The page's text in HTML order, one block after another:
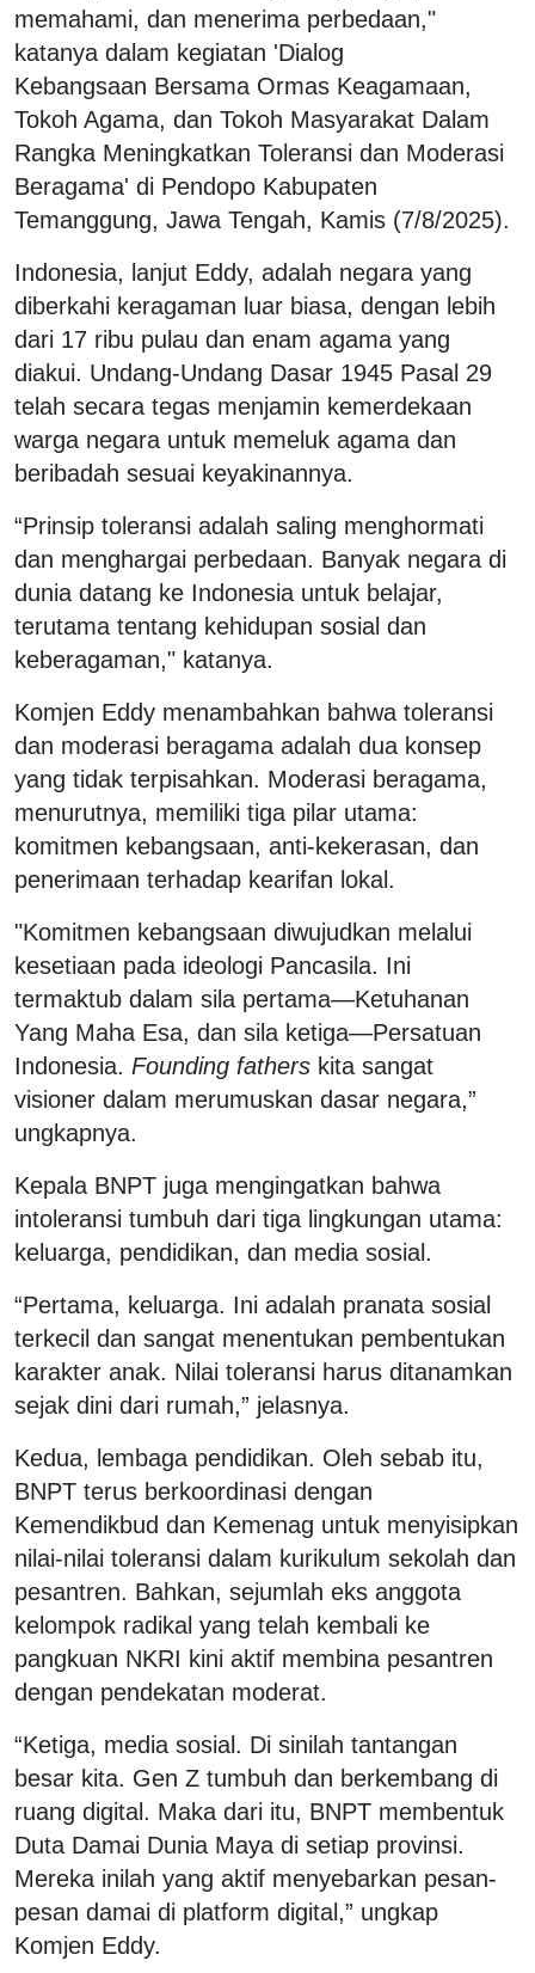
memahami, dan menerima perbedaan,"
katanya dalam kegiatan 'Dialog
Kebangsaan Bersama Ormas Keagamaan,
Tokoh Agama, dan Tokoh Masyarakat Dalam
Rangka Meningkatkan Toleransi dan Moderasi
Beragama' di Pendopo Kabupaten
Temanggung, Jawa Tengah, Kamis (7/8/2025).
Indonesia, lanjut Eddy, adalah negara yang
diberkahi keragaman luar biasa, dengan lebih
dari 17 ribu pulau dan enam agama yang
diakui. Undang-Undang Dasar 1945 Pasal 29
telah secara tegas menjamin kemerdekaan
warga negara untuk memeluk agama dan
beribadah sesuai keyakinannya.
“Prinsip toleransi adalah saling menghormati
dan menghargai perbedaan. Banyak negara di
dunia datang ke Indonesia untuk belajar,
terutama tentang kehidupan sosial dan
keberagaman," katanya.
Komjen Eddy menambahkan bahwa toleransi
dan moderasi beragama adalah dua konsep
yang tidak terpisahkan. Moderasi beragama,
menurutnya, memiliki tiga pilar utama:
komitmen kebangsaan, anti-kekerasan, dan
penerimaan terhadap kearifan lokal.
"Komitmen kebangsaan diwujudkan melalui
kesetiaan pada ideologi Pancasila. Ini
termaktub dalam sila pertama—Ketuhanan
Yang Maha Esa, dan sila ketiga—Persatuan
Indonesia. Founding fathers kita sangat
visioner dalam merumuskan dasar negara,”
ungkapnya.
Kepala BNPT juga mengingatkan bahwa
intoleransi tumbuh dari tiga lingkungan utama:
keluarga, pendidikan, dan media sosial.
“Pertama, keluarga. Ini adalah pranata sosial
terkecil dan sangat menentukan pembentukan
karakter anak. Nilai toleransi harus ditanamkan
sejak dini dari rumah,” jelasnya.
Kedua, lembaga pendidikan. Oleh sebab itu,
BNPT terus berkoordinasi dengan
Kemendikbud dan Kemenag untuk menyisipkan
nilai-nilai toleransi dalam kurikulum sekolah dan
pesantren. Bahkan, sejumlah eks anggota
kelompok radikal yang telah kembali ke
pangkuan NKRI kini aktif membina pesantren
dengan pendekatan moderat.
“Ketiga, media sosial. Di sinilah tantangan
besar kita. Gen Z tumbuh dan berkembang di
ruang digital. Maka dari itu, BNPT membentuk
Duta Damai Dunia Maya di setiap provinsi.
Mereka inilah yang aktif menyebarkan pesan-
pesan damai di platform digital,” ungkap
Komjen Eddy.